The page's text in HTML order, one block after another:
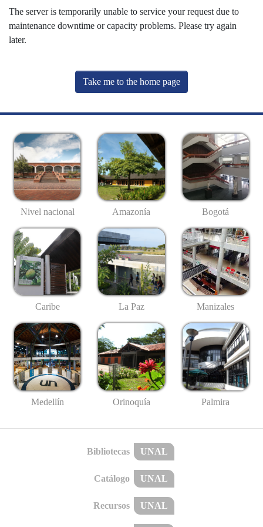
The server is temporarily unable to service your request due to
maintenance downtime or capacity problems. Please try again
later.
Take me to the home page
Nivel nacional Amazonía Bogotá
Caribe La Paz Manizales
Medellín Orinoquía Palmira
Bibliotecas UNAL
Catálogo UNAL
Recursos UNAL